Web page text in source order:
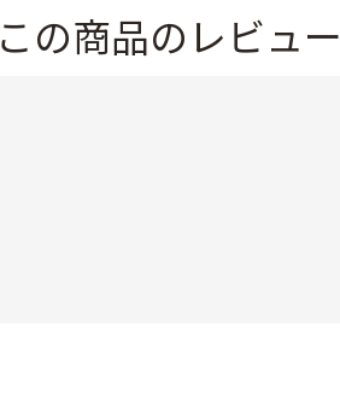
この商品のレビュー